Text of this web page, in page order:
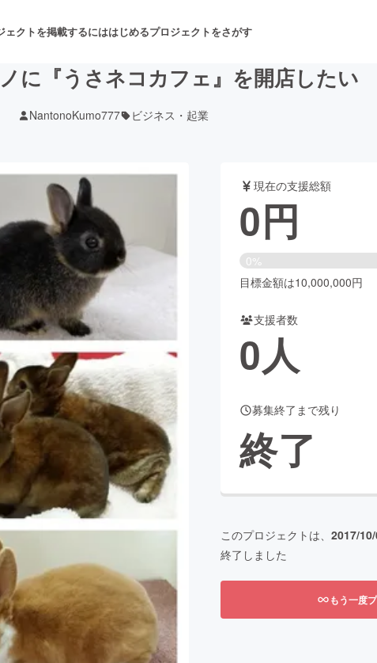
ェクトを掲載するにははじめるプロジェクトをさがす
舞台・パフォーマンス
ービス開発
出版
ビューティー・ヘルスケア
CAMPFIRE for Social GoodCAMPFIRE Creation
CAMPFIREふるさと納税
machi-yaコミュニティ
に『うさネコカフェ』を開店したい
NantonoKumo777 ビジネス・起業
現在の支援総額
0円
0%
目標金額は10,000,000円
支援者数
0人
募集終了まで残り
終了
このプロジェクトは、 2017/
終了しました
もう一度